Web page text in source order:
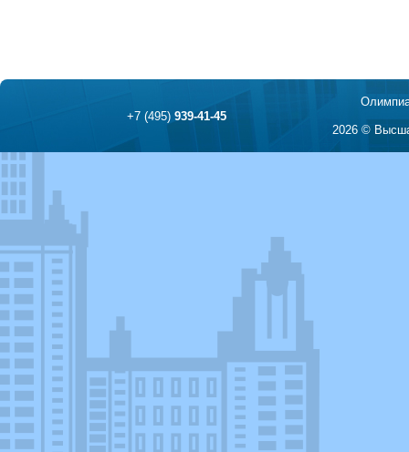
+7 (495)939-41-45
2026 ©